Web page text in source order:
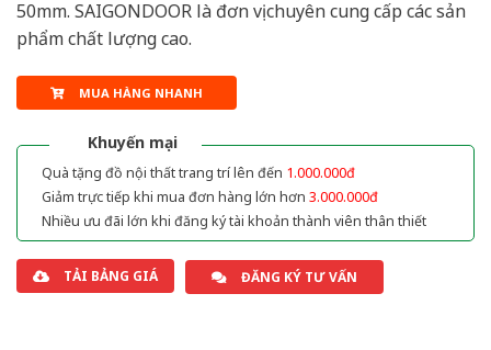
50mm. SAIGONDOOR là đơn vị chuyên cung cấp các sản
phẩm chất lượng cao.
MUA HÀNG NHANH
Khuyến mại
Quà tặng đồ nội thất trang trí lên đến 1.000.000đ
Giảm trực tiếp khi mua đơn hàng lớn hơn 3.000.000đ
Nhiều ưu đãi lớn khi đăng ký tài khoản thành viên thân thiết
TẢI BẢNG GIÁ ĐĂNG KÝ TƯ VẤN